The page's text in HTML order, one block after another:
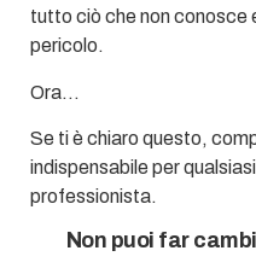
tutto ciò che non conosce
pericolo.
Ora…
Se ti è chiaro questo,
indispensabile per
professionista.
Non puoi far